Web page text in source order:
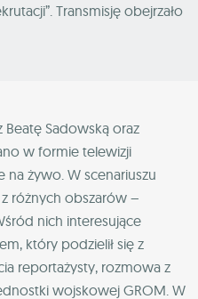
Transmisję obejrzało
Sadowską oraz
w formie telewizji
na żywo. W scenariuszu
różnych obszarów –
nich interesujące
który podzielił się z
reportażysty, rozmowa z
wojskowej GROM. W